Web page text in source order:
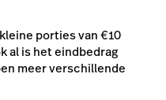
porties van €10
al is het eindbedrag
meer verschillende